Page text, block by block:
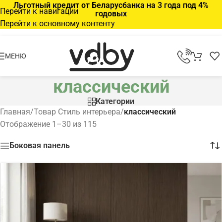
Перейти к навигации
Перейти к основному контенту
Льготный кредит от Беларусбанка на 3 года под 4%
годовых
МЕНЮ
классический
Категории
Главная/Товар Стиль интерьера/классический
Отображение 1–30 из 115
Боковая панель